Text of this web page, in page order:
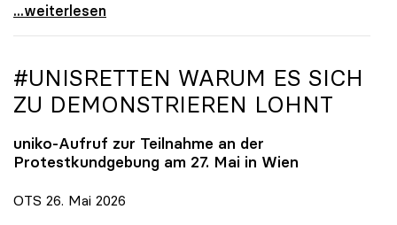
\"Wir nehmen es nicht hin\": Rede von
...weiterlesen
#UNISRETTEN WARUM ES SICH
ZU DEMONSTRIEREN LOHNT
uniko-Aufruf zur Teilnahme an der
Protestkundgebung am 27. Mai in Wien
OTS 26. Mai 2026